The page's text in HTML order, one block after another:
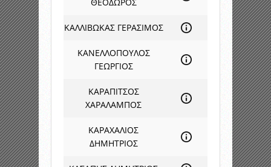
ΚΑΛΛΙΒΩΚΑΣ ΓΕΡΑΣΙΜΟΣ
ΚΑΝΕΛΛΟΠΟΥΛΟΣ
ΓΕΩΡΓΙΟΣ
ΚΑΡΑΠΙΤΣΟΣ
ΧΑΡΑΛΑΜΠΟΣ
ΚΑΡΑΧΑΛΙΟΣ
ΔΗΜΗΤΡΙΟΣ